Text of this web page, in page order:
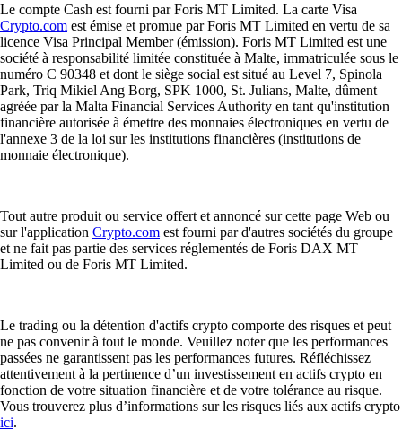
Le compte Cash est fourni par Foris MT Limited. La carte Visa
Crypto.com est émise et promue par Foris MT Limited en vertu de sa
licence Visa Principal Member (émission). Foris MT Limited est une
société à responsabilité limitée constituée à Malte, immatriculée sous le
numéro C 90348 et dont le siège social est situé au Level 7, Spinola
Park, Triq Mikiel Ang Borg, SPK 1000, St. Julians, Malte, dûment
agréée par la Malta Financial Services Authority en tant qu'institution
financière autorisée à émettre des monnaies électroniques en vertu de
l'annexe 3 de la loi sur les institutions financières (institutions de
monnaie électronique).
Tout autre produit ou service offert et annoncé sur cette page Web ou
sur l'application Crypto.com est fourni par d'autres sociétés du groupe
et ne fait pas partie des services réglementés de Foris DAX MT
Limited ou de Foris MT Limited.
Le trading ou la détention d'actifs crypto comporte des risques et peut
ne pas convenir à tout le monde. Veuillez noter que les performances
passées ne garantissent pas les performances futures. Réfléchissez
attentivement à la pertinence d’un investissement en actifs crypto en
fonction de votre situation financière et de votre tolérance au risque.
Vous trouverez plus d’informations sur les risques liés aux actifs crypto
ici.